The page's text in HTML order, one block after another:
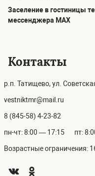
Заселение в гостиницы
мессенджера MAX
Контакты
р.п. Татищево, ул.
vestniktmr@mail.ru
8 (845-58) 4-23-82
пн-чт: 8:00 — 17:15 пт:
Возрастные ограничения: